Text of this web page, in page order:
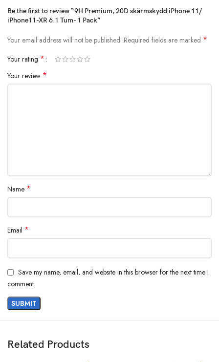
Be the first to review “9H Premium, 20D skärmskydd iPhone 11/
iPhone11-XR 6.1 Tum- 1 Pack”
Your email address will not be published. Required fields are marked *
Your rating *
Your review *
Name *
Email *
Save my name, email, and website in this browser for the next time I
comment.
Related Products